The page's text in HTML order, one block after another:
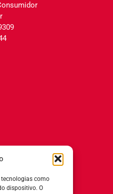
como
dispositivo. O